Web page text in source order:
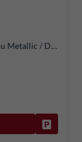
Graphite Grau Metallic / Dach schwarz